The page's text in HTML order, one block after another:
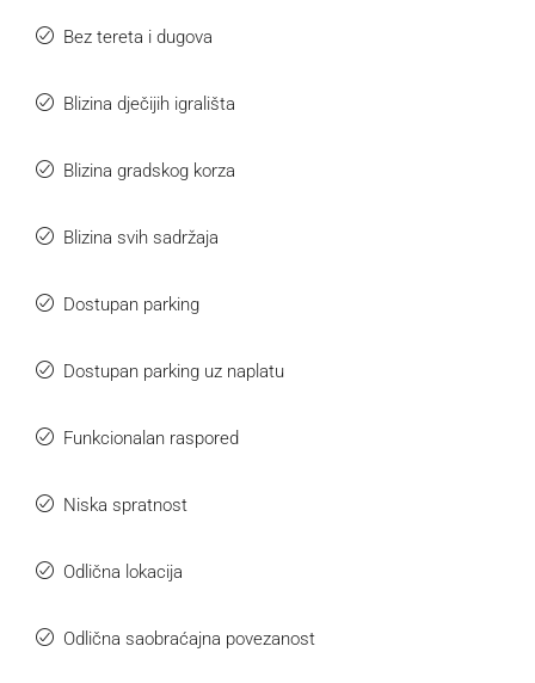
Bez tereta i dugova
Blizina dječijih igrališta
Blizina gradskog korza
Blizina svih sadržaja
Dostupan parking
Dostupan parking uz naplatu
Funkcionalan raspored
Niska spratnost
Odlična lokacija
Odlična saobraćajna povezanost